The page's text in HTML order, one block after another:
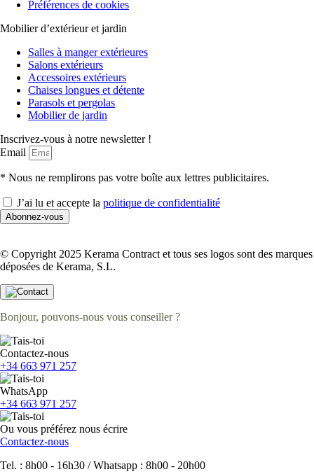
Préférences de cookies
Mobilier d’extérieur et jardin
Salles à manger extérieures
Salons extérieurs
Accessoires extérieurs
Chaises longues et détente
Parasols et pergolas
Mobilier de jardin
Inscrivez-vous à notre newsletter !
Email
* Nous ne remplirons pas votre boîte aux lettres publicitaires.
J’ai lu et accepte la politique de confidentialité
Abonnez-vous
© Copyright 2025 Kerama Contract et tous ses logos sont des marques
déposées de Kerama, S.L.
Bonjour, pouvons-nous vous conseiller ?
Contactez-nous
+34 663 971 257
WhatsApp
+34 663 971 257
Ou vous préférez nous écrire
Contactez-nous
Tel. : 8h00 - 16h30 / Whatsapp : 8h00 - 20h00